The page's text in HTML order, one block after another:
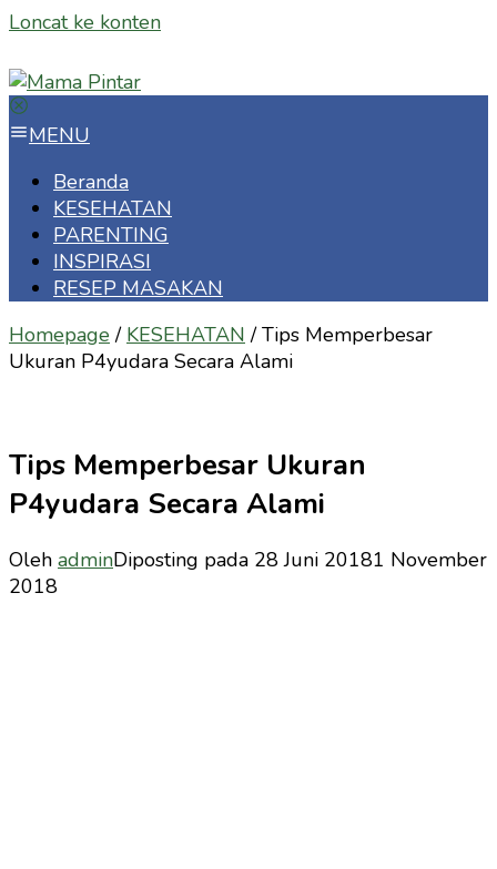
Loncat ke konten
MENU
Beranda
KESEHATAN
PARENTING
INSPIRASI
RESEP MASAKAN
Homepage / KESEHATAN / Tips Memperbesar
Ukuran P4yudara Secara Alami
Tips Memperbesar Ukuran
P4yudara Secara Alami
Oleh adminDiposting pada 28 Juni 20181 November
2018